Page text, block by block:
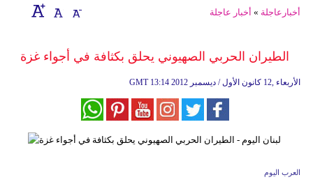
إقتصاد
وموسيقى
وتغذية
أخبارعاجلة » أخبار عاجلة
الطيران الحربي الصهيوني يحلق بكثافة في أجواء غزة
GMT 13:14 2012 الأربعاء ,12 كانون الأول / ديسمبر
العرب اليوم